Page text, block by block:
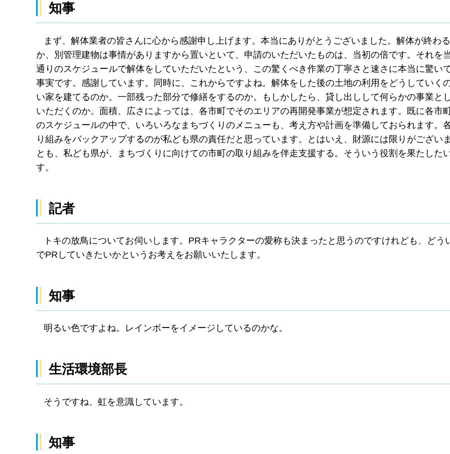
知事
まず、解体業者の皆さんに心から感謝申し上げます。本当にありがとうございました。解体が終わ
か、別管理建物は事情がありますから置いといて、申請のいただいたものは、当初の倍です。それを
通りのスケジュールで解体をしていただいたという、この驚くべき作業の丁寧さと速さに本当に驚い
事実です。感謝しています。同時に、これからですよね。解体をした後の土地の利用をどうしていく
い家を建てるのか。一部残った部分で修繕をするのか。もしかしたら、貸し出しして何らかの事業と
いただくのか。面積、広さによっては、各市町でそのエリアの再開発事業が想定されます。既に各市
のスケジュールの中で、いろいろなまちづくりのメニューも、考え方や計画を準備しておられます。
り組みをバックアップするのが私ども県の責任だと思っています。とはいえ、財源には限りがござい
とも、私ども県が、まちづくりに向けての市町の取り組みを伴走支援する。そういう役割を果たした
す。
記者
トキの放鳥についてお伺いします。PRキャラクターの愛称も決まったと思うのですけれども、どう
でPRしていきたいかというお考えをお願いいたします。
知事
明るい色ですよね。レインボーをイメージしているのかな。
生活環境部長
そうですね、虹を意識しています。
知事